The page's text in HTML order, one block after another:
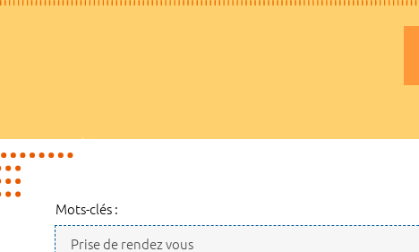
Mots-clés :